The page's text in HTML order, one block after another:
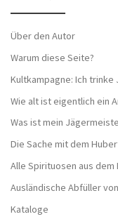
Über den Autor
Warum diese Seite?
Kultkampagne: Ich
Wie alt ist eigentlich ein
Was ist mein
Die Sache mit dem
Alle Spirituosen aus
Ausländische Abfüller
Kataloge